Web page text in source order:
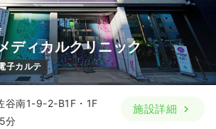
ディカルクリニック
子カルテ
谷南1-9-2-B1F・1F
5分
施設詳細